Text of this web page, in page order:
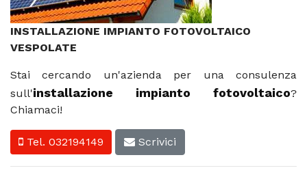
INSTALLAZIONE IMPIANTO FOTOVOLTAICO
VESPOLATE
Stai cercando un'azienda per una consulenza
sull'installazione impianto fotovoltaico?
Chiamaci!
Tel. 032194149 Scrivici